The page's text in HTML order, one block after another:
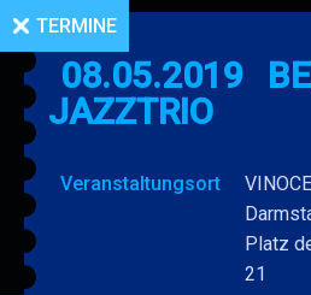
TERMINE
08.05.2019
JAZZTRIO
Veranstaltungsort
Platz
21